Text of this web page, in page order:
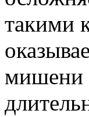
такими
мишени